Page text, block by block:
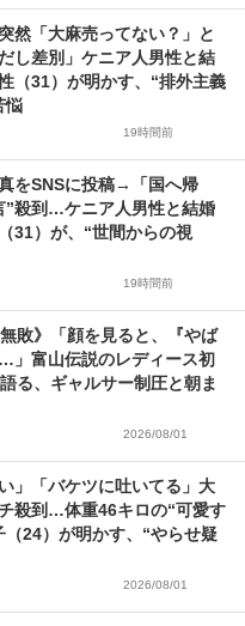
然「大麻売ってない？」と
し差別」ケニア人男性と結
（31）が明かす、“排外主義
悩
19時間前
をSNSに投稿→「国へ帰
”殺到…ケニア人男性と結婚
31）が、“世間からの視
19時間前
無敗》「顔を見ると、『やば
」富山伝説のレディース初
る、ギャルサー制圧と朝ま
2026/08/01
」「バケツに吐いてる」大
殺到…体重46キロの“可愛す
（24）が明かす、“やらせ疑
2026/08/01